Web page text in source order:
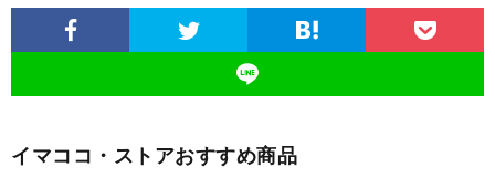
イマココ・ストアおすすめ商品